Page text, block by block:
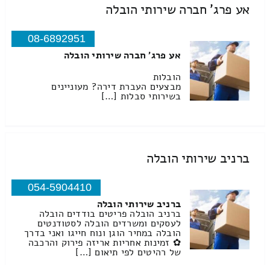
אע פרג' חברה שירותי הובלה
08-6892951
אע פרג' חברה שירותי הובלה
הובלות
מבצעים העברת דירה? מעוניינים
בשירותי סבלות […]
ברניב שירותי הובלה
054-5904410
ברניב שירותי הובלה
ברניב הובלה פריטים בודדים הובלה
לעסקים ומשרדים הובלה לסטודנטים
הובלה במחיר הוגן ונוח חייגו ואני בדרך
✿ זמינות אחריות אריזה פירוק והרכבה
של רהיטים לפי תיאום […]